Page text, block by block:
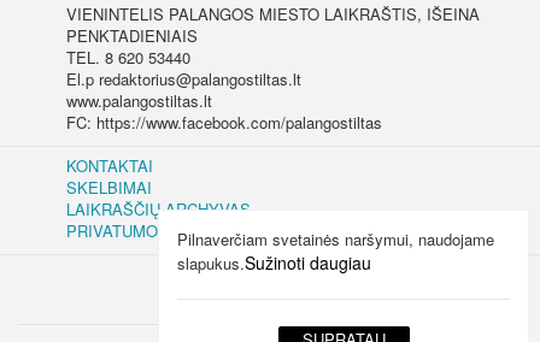
VIENINTELIS PALANGOS MIESTO LAIKRAŠTIS, IŠEINA
PENKTADIENIAIS
TEL. 8 620 53440
El.p redaktorius@palangostiltas.lt
www.palangostiltas.lt
FC: https://www.facebook.com/palangostiltas
KONTAKTAI
SKELBIMAI
LAIKRAŠČIŲ ARCHYVAS
PRIVATUMO IR SLAPUKŲ POLITIKA
Pilnaverčiam svetainės naršymui, naudojame
slapukus.Sužinoti daugiau